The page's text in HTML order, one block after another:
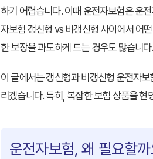
하기 어렵습니다. 이때 운전자보험은 운
자보험 갱신형 vs 비갱신형 사이에서 어
한 보장을 과도하게 드는 경우도 많습니다.
이 글에서는 갱신형과 비갱신형 운전자
리겠습니다. 특히, 복잡한 보험 상품을 현
운전자보험, 왜 필요할